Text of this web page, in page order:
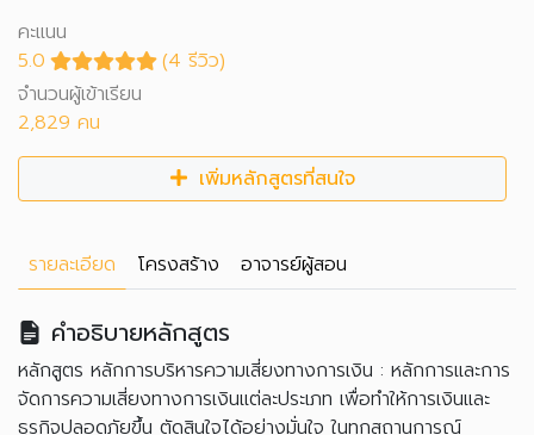
คะแนน
5.0
(4 รีวิว)
จำนวนผู้เข้าเรียน
2,829 คน
เพิ่มหลักสูตรที่สนใจ
รายละเอียด โครงสร้าง อาจารย์ผู้สอน
คำอธิบายหลักสูตร
หลักสูตร หลักการบริหารความเสี่ยงทางการเงิน : หลักการและการ
จัดการความเสี่ยงทางการเงินแต่ละประเภท เพื่อทำให้การเงินและ
ธุรกิจปลอดภัยขึ้น ตัดสินใจได้อย่างมั่นใจ ในทุกสถานการณ์